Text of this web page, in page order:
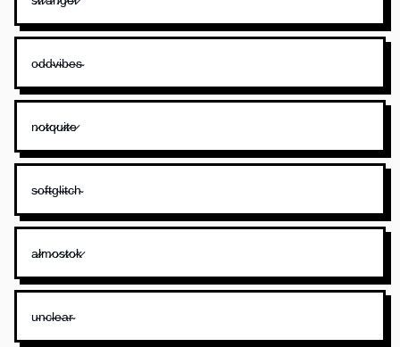
o̴d̴d̴v̴i̴b̴e̴s̴
n̷o̷t̷q̷u̷i̷t̷e̷
s̴o̴f̴t̴g̴l̴i̴t̴c̴h̴
a̷l̷m̷o̷s̷t̷o̷k̷
u̴n̴c̴l̴e̴a̴r̴